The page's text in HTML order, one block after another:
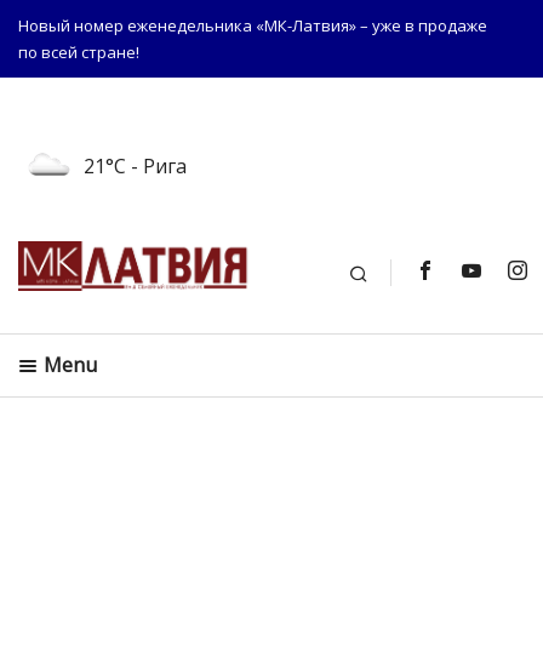
Новый номер еженедельника «МК-Латвия» – уже в продаже
по всей стране!
21°C - Рига
Поиск
Menu